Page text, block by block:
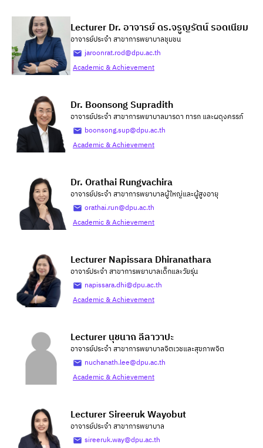
Lecturer Dr. อาจารย์ ดร.จรูญรัตน์ รอดเนียม
อาจารย์ประจำ สาขาการพยาบาลชุมชน
jaroonrat.rod@dpu.ac.th
Academic & Achievement
Dr. Boonsong Supradith
อาจารย์ประจำ สาขาการพยาบาลมารดา ทารก และผดุงครรภ์
boonsong.sup@dpu.ac.th
Academic & Achievement
Dr. Orathai Rungvachira
อาจารย์ประจำ สาขาการพยาบาลผู้ใหญ่และผู้สูงอายุ
orathai.run@dpu.ac.th
Academic & Achievement
Lecturer Napissara Dhiranathara
อาจาร์ประจำ สาขาการพยาบาลเด็กและวัยรุ่น
napissara.dhi@dpu.ac.th
Academic & Achievement
Lecturer นุชนาถ ลีลาวาปะ
อาจารย์ประจำ สาขาการพยาบาลจิตเวชและสุขภาพจิต
nuchanath.lee@dpu.ac.th
Academic & Achievement
Lecturer Sireeruk Wayobut
อาจารย์ประจำ สาขาการพยาบาล
sireeruk.way@dpu.ac.th